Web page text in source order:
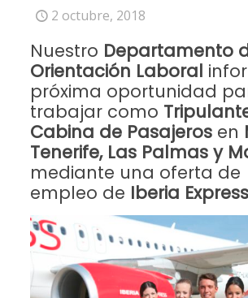
2 octubre, 2018
Nuestro Departamento
Orientación Laboral
próxima oportunidad
trabajar como
Cabina de Pasajerosen
Tenerife, Las Palmas y
mediante una oferta de
empleo de Iberia Express